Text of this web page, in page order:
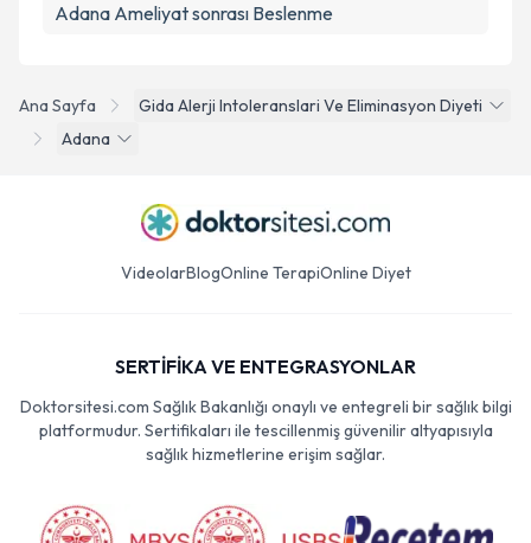
Ana Sayfa
Gida Alerji Intoleranslari Ve Eliminasyon Diyeti
Adana
Adana Ameliyat sonrası Beslenme
VideolarBlogOnline TerapiOnline Diyet
SERTİFİKA VE ENTEGRASYONLAR
Doktorsitesi.com Sağlık Bakanlığı onaylı ve entegreli bir sağlık bilgi
platformudur. Sertifikaları ile tescillenmiş güvenilir altyapısıyla
sağlık hizmetlerine erişim sağlar.